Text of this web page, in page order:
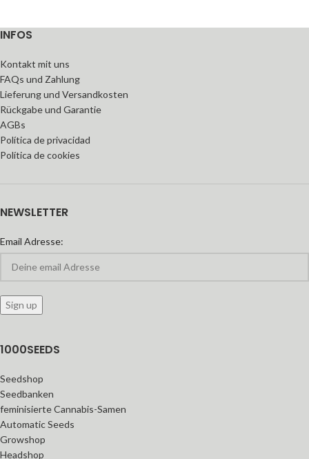
INFOS
Kontakt mit uns
FAQs und Zahlung
Lieferung und Versandkosten
Rückgabe und Garantie
AGBs
Política de privacidad
Política de cookies
NEWSLETTER
Email Adresse:
1000SEEDS
Seedshop
Seedbanken
feminisierte Cannabis-Samen
Automatic Seeds
Growshop
Headshop